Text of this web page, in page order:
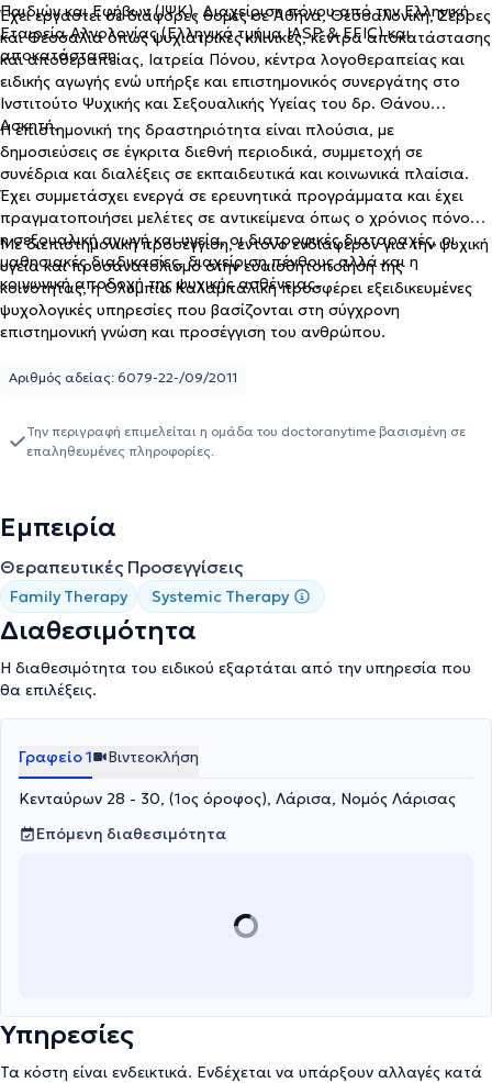
Παιδιών και Εφήβων (ΙΨΚ), Διαχείριση πόνου από την Ελληνική
Εταιρεία Αλγολογίας (Ελληνικό τμήμα IASP & EFIC) και
αποκατάσταση.
Έχει εργαστεί σε διάφορες δομές σε Αθήνα, Θεσσαλονίκη, Σέρρες
και Θεσσαλία όπως ψυχιατρικές κλινικές, κέντρα αποκατάστασης
και αποθεραπείας, Ιατρεία Πόνου, κέντρα λογοθεραπείας και
ειδικής αγωγής ενώ υπήρξε και επιστημονικός συνεργάτης στο
Ινστιτούτο Ψυχικής και Σεξουαλικής Υγείας του δρ. Θάνου
Ασκητή.
Η επιστημονική της δραστηριότητα είναι πλούσια, με
δημοσιεύσεις σε έγκριτα διεθνή περιοδικά, συμμετοχή σε
συνέδρια και διαλέξεις σε εκπαιδευτικά και κοινωνικά πλαίσια.
Έχει συμμετάσχει ενεργά σε ερευνητικά προγράμματα και έχει
πραγματοποιήσει μελέτες σε αντικείμενα όπως ο χρόνιος πόνος,
η σεξουαλική αγωγή και υγεία, οι διατροφικές διαταραχές, οι
μαθησιακές διαδικασίες, διαχείριση πένθους αλλά και η
κοινωνική αποδοχή της ψυχικής ασθένειας.
Με διεπιστημονική προσέγγιση, έντονο ενδιαφέρον για την ψυχική
υγεία και προσανατολισμό στην ευαισθητοποίηση της
κοινότητας, η Ολυμπία Καλαμπαλίκη προσφέρει εξειδικευμένες
ψυχολογικές υπηρεσίες που βασίζονται στη σύγχρονη
επιστημονική γνώση και προσέγγιση του ανθρώπου.
Αριθμός αδείας: 6079-22-/09/2011
Την περιγραφή επιμελείται η ομάδα του doctoranytime βασισμένη σε
επαληθευμένες πληροφορίες.
Εμπειρία
Θεραπευτικές Προσεγγίσεις
Family Therapy Systemic Therapy
Διαθεσιμότητα
Η διαθεσιμότητα του ειδικού εξαρτάται από την υπηρεσία που
θα επιλέξεις.
Γραφείο 1 Βιντεοκλήση
Κενταύρων 28 - 30, (1ος όροφος), Λάρισα, Νομός Λάρισας
Επόμενη διαθεσιμότητα
Υπηρεσίες
Τα κόστη είναι ενδεικτικά. Ενδέχεται να υπάρξουν αλλαγές κατά